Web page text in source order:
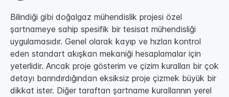
Bilindiği gibi doğalgaz mühendislik projesi özel
şartnameye sahip spesifik bir tesisat mühendisliği
uygulamasıdır. Genel olarak kayıp ve hızları kontrol
eden standart akışkan mekaniği hesaplamalar için
yeterlidir. Ancak proje gösterim ve çizim kuralları bir çok
detayı barındırdığından eksiksiz proje çizmek büyük bir
dikkat ister. Diğer taraftan şartname kurallarının yerel